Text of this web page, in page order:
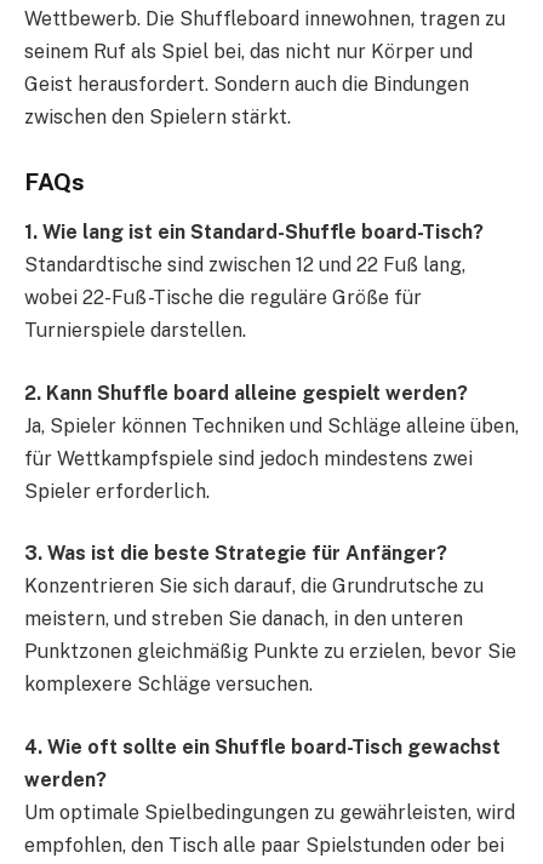
Wettbewerb. Die Shuffleboard innewohnen, tragen zu
seinem Ruf als Spiel bei, das nicht nur Körper und
Geist herausfordert. Sondern auch die Bindungen
zwischen den Spielern stärkt.
FAQs
1. Wie lang ist ein Standard-Shuffle board-Tisch?
Standardtische sind zwischen 12 und 22 Fuß lang,
wobei 22-Fuß-Tische die reguläre Größe für
Turnierspiele darstellen.
2. Kann Shuffle board alleine gespielt werden?
Ja, Spieler können Techniken und Schläge alleine üben,
für Wettkampfspiele sind jedoch mindestens zwei
Spieler erforderlich.
3. Was ist die beste Strategie für Anfänger?
Konzentrieren Sie sich darauf, die Grundrutsche zu
meistern, und streben Sie danach, in den unteren
Punktzonen gleichmäßig Punkte zu erzielen, bevor Sie
komplexere Schläge versuchen.
4. Wie oft sollte ein Shuffle board-Tisch gewachst
werden?
Um optimale Spielbedingungen zu gewährleisten, wird
empfohlen, den Tisch alle paar Spielstunden oder bei